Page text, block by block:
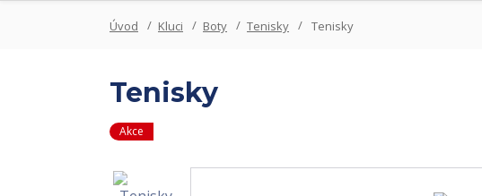
Úvod Kluci Boty Tenisky Tenisky
Tenisky
Akce